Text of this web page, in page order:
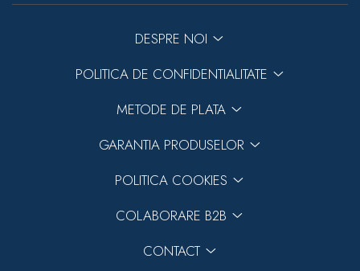
DESPRE NOI
POLITICA DE CONFIDENTIALITATE
METODE DE PLATA
GARANTIA PRODUSELOR
POLITICA COOKIES
COLABORARE B2B
CONTACT